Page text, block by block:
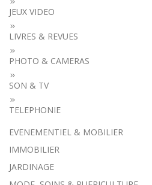
JEUX VIDEO
LIVRES & REVUES
PHOTO & CAMERAS
SON & TV
TELEPHONIE
EVENEMENTIEL & MOBILIER
IMMOBILIER
JARDINAGE